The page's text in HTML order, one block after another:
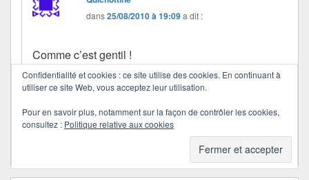
dans25/08/2010 à 19:09a dit :
Comme c’est gentil !
Je reviens un peu plus tôt, mais il me faudra du
Bisous et grand merci, Joëlle.
Confidentialité et cookies : ce site utilise des cookies. En continuant à
utiliser ce site Web, vous acceptez leur utilisation.
Pour en savoir plus, notamment sur la façon de contrôler les cookies,
consultez : Politique relative aux cookies